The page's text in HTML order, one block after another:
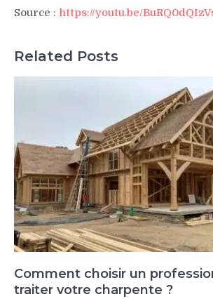
Source : https://youtu.be/
Related Posts
Comment choisir un
traiter votre charpente ?